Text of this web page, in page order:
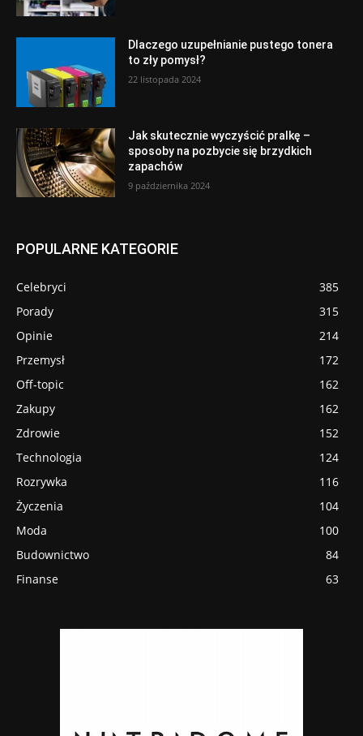
Dlaczego uzupełnianie pustego tonera
to zły pomysł?
22 listopada 2024
Jak skutecznie wyczyścić pralkę –
sposoby na pozbycie się brzydkich
zapachów
9 października 2024
POPULARNE KATEGORIE
Celebryci
385
Porady
315
Opinie
214
Przemysł
172
Off-topic
162
Zakupy
162
Zdrowie
152
Technologia
124
Rozrywka
116
Życzenia
104
Moda
100
Budownictwo
84
Finanse
63